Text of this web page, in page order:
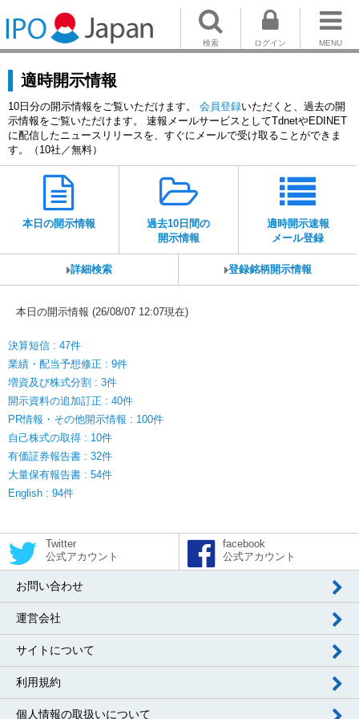
MENU
ログイン
検索
適時開示情報
10日分の開示情報をご覧いただけます。 会員登録いただくと、過去の開
示情報をご覧いただけます。 速報メールサービスとしてTdnetやEDINET
に配信したニュースリリースを、すぐにメールで受け取ることができま
す。（10社／無料）
本日の開示情報
過去10日間の
開示情報
適時開示速報
メール登録
詳細検索 登録銘柄開示情報
本日の開示情報 (26/08/07 12:07現在)
決算短信 : 47件
業績・配当予想修正 : 9件
増資及び株式分割 : 3件
開示資料の追加訂正 : 40件
PR情報・その他開示情報 : 100件
自己株式の取得 : 10件
有価証券報告書 : 32件
大量保有報告書 : 54件
English : 94件
Twitter
公式アカウント
facebook
公式アカウント
お問い合わせ
運営会社
サイトについて
利用規約
個人情報の取扱いについて